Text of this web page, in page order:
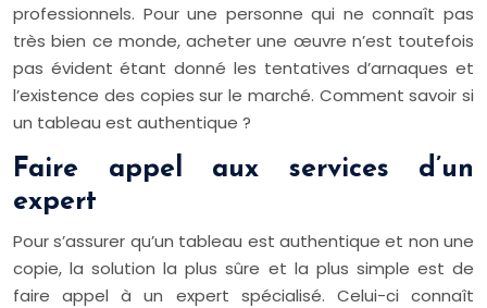
professionnels. Pour une personne qui ne connaît pas
très bien ce monde, acheter une œuvre n’est toutefois
pas évident étant donné les tentatives d’arnaques et
l’existence des copies sur le marché. Comment savoir si
un tableau est authentique ?
Faire appel aux services d’un
expert
Pour s’assurer qu’un tableau est authentique et non une
copie, la solution la plus sûre et la plus simple est de
faire appel à un expert spécialisé. Celui-ci connaît